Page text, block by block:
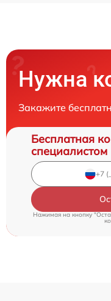
Нужна
Закажите
Бесплатная
специалистом
Нажимая на кнопку